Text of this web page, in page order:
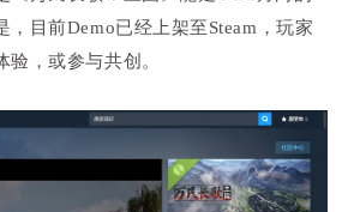
，目前Demo已经上架至Steam，玩家
，或参与共创。